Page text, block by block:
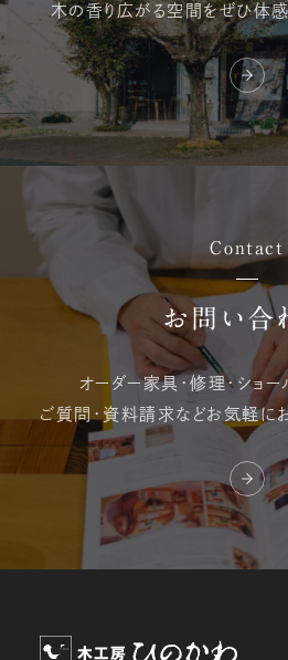
木の香り広がる空間をぜひ体感
Contact
お問い合
オーダー家具・修理・ ショ
ご質問・資料請求などお気軽に